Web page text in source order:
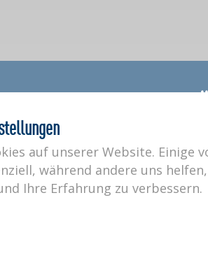
Downloads
auf unserer Website. Einige
während andere uns helfen,
Ihre Erfahrung zu verbessern.